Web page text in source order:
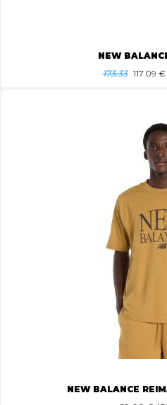
NEW
173.33 117.09 €
NEW BALANCE